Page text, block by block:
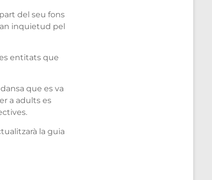
del seu fons
inquietud pel
entitats que
que es va
a adults es
la guia